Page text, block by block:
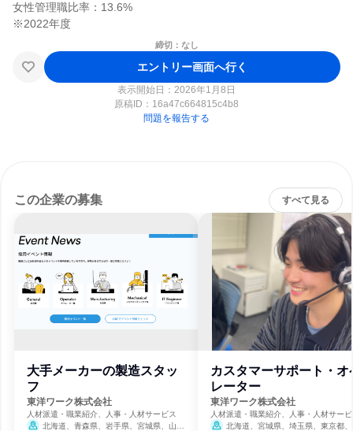
女性管理職比率：13.6%
締切：なし
エントリー画面へ行く
表示開始日：2026年1月8日
原稿ID： 16a47c664815c4b8
問題を報告する
この企業の募集 すべて見る
大手メーカーの製造スタッ
フ
東洋ワーク株式会社
人材派遣・職業紹介、人事・人材サービス
北海道、青森県、岩手県、宮城県、山形
カスタマーサポート・オ
レーター
東洋ワーク株式会社
人材派遣・職業紹介、人事・人材サー
北海道、宮城県、埼玉県、東京都